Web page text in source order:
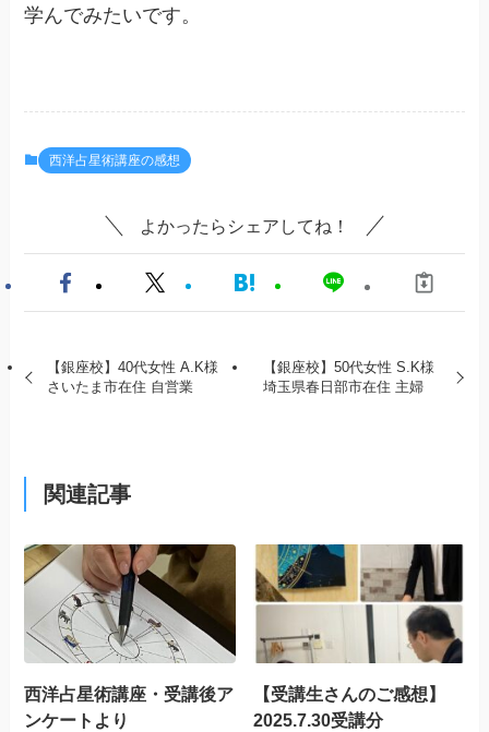
学んでみたいです。
西洋占星術講座の感想
よかったらシェアしてね！
【銀座校】40代女性 A.K様
さいたま市在住 自営業
【銀座校】50代女性 S.K様
埼玉県春日部市在住 主婦
関連記事
西洋占星術講座・受講後ア
ンケートより
【受講生さんのご感想】
2025.7.30受講分